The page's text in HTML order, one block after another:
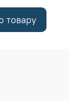
товару